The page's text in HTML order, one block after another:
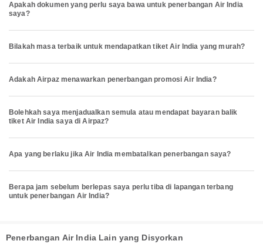
Apakah dokumen yang perlu saya bawa untuk penerbangan Air India
saya?
Bilakah masa terbaik untuk mendapatkan tiket Air India yang murah?
Adakah Airpaz menawarkan penerbangan promosi Air India?
Bolehkah saya menjadualkan semula atau mendapat bayaran balik
tiket Air India saya di Airpaz?
Apa yang berlaku jika Air India membatalkan penerbangan saya?
Berapa jam sebelum berlepas saya perlu tiba di lapangan terbang
untuk penerbangan Air India?
Penerbangan Air India Lain yang Disyorkan